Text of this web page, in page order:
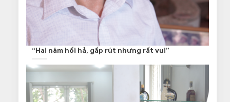
“Hai năm hối hả, gấp rút nhưng rất vui”